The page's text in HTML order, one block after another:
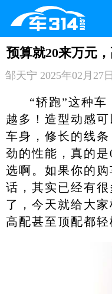
预算就20来万元
邹天宁 2025年02月27
“轿跑”这种
越多！造型动感
车身，修长的线
劲的性能，真的
选啊。如果你的
话，其实已经有
了，今天就给大
高配甚至顶配都轻